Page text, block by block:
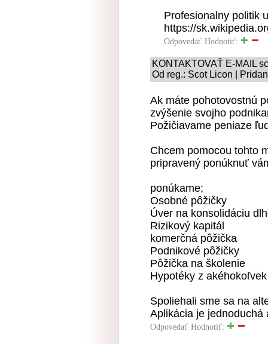
Profesionalny politik
https://
Odpovedať Hodnotiť:
KONTAKTOVAŤ E-MAIL
Od reg.: Scot Licon |
Ak máte pohotovostnú
zvýšenie svojho
Požičiavame peniaze
Chcem pomocou tohto
pripravený ponúknuť
ponúkame;
Osobné pôžičky
Úver na konsolidáciu
Rizikový kapitál
komerčná pôžička
Podnikové pôžičky
Pôžička na školenie
Hypotéky z
Spoliehali sme sa na
Aplikácia je jednoduchá
Odpovedať Hodnotiť: